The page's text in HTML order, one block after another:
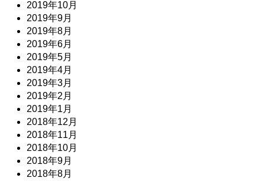
2019年10月
2019年9月
2019年8月
2019年6月
2019年5月
2019年4月
2019年3月
2019年2月
2019年1月
2018年12月
2018年11月
2018年10月
2018年9月
2018年8月